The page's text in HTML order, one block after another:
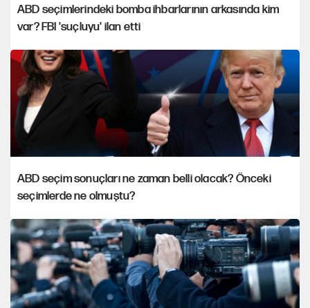
ABD seçimlerindeki bomba ihbarlarının arkasında kim
var? FBI 'suçluyu' ilan etti
ABD seçim sonuçları ne zaman belli olacak? Önceki
seçimlerde ne olmuştu?